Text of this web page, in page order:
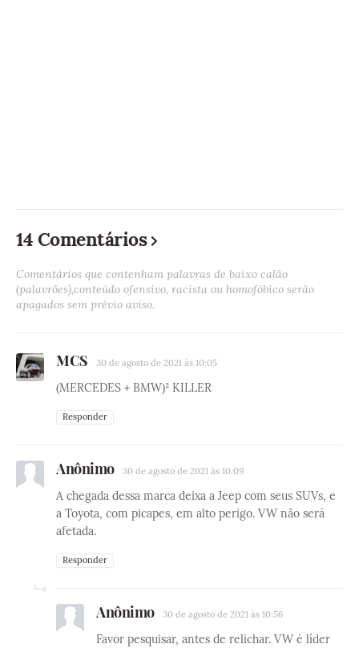
14 Comentários
Comentários que contenham palavras de baixo calão
(palavrões),conteúdo ofensivo, racista ou homofóbico serão
apagados sem prévio aviso.
MCS 30 de agosto de 2021 às 10:05
(MERCEDES + BMW)² KILLER
Responder
Anônimo 30 de agosto de 2021 às 10:09
A chegada dessa marca deixa a Jeep com seus SUVs, e
a Toyota, com picapes, em alto perigo. VW não será
afetada.
Responder
Anônimo 30 de agosto de 2021 às 10:56
Favor pesquisar, antes de relichar. VW é líder